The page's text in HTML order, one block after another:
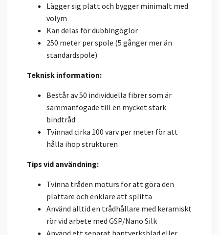
Lägger sig platt och bygger minimalt med
volym
Kan delas för dubbingöglor
250 meter per spole (5 gånger mer än
standardspole)
Teknisk information:
Består av 50 individuella fibrer som är
sammanfogade till en mycket stark
bindtråd
Tvinnad cirka 100 varv per meter för att
hålla ihop strukturen
Tips vid användning:
Tvinna tråden moturs för att göra den
plattare och enklare att splitta
Använd alltid en trådhållare med keramiskt
rör vid arbete med GSP/Nano Silk
Använd ett separat hantverksblad eller